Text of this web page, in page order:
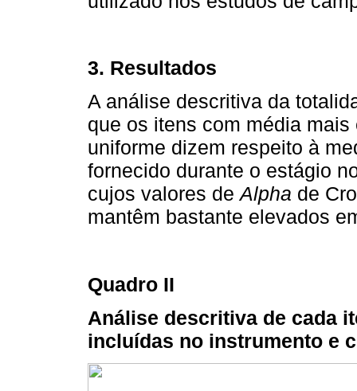
3. Resultados
A análise descritiva da
que os itens com média
uniforme dizem respeito à
fornecido durante o estágio
cujos valores deAlpha de
mantêm bastante elevados
Quadro II
Análise descritiva de cada
incluídas no instrumento e